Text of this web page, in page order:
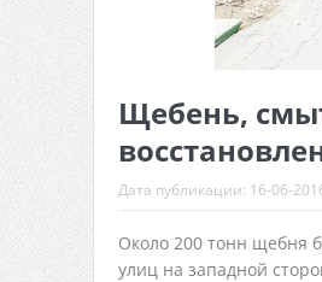
Щебень,
Дата публикации: 16-06-
Около 200 тонн щебня
улиц на западной